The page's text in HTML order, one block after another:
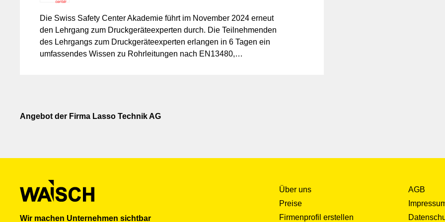
Die Swiss Safety Center Akademie führt im November 2024 erneut
den Lehrgang zum Druckgeräteexperten durch. Die Teilnehmenden
des Lehrgangs zum Druckgeräteexperten erlangen in 6 Tagen ein
umfassendes Wissen zu Rohrleitungen nach EN13480,
Angebot der Firma Lasso Technik AG
Wir machen Unternehmen sichtbar
Über uns
Preise
Firmenprofil erstellen
AGB